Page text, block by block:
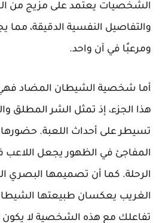
الشخصيات يعتمد على مزيج من
والتفاصيل النفسية الدقيقة،
ومرعبًا في آن واحد.
أما شخصية الشيطان المضاد فهي
هذا الجزء، إذ تمثل الشر المطلق
تسيطر على أحداث اللعبة. حضورها
المفاجئ في الظهور يجعل اللاعب
الرحلة. كما أن تصميمها البصري
الغريب يعكسان طبيعتها
تفاعلك مع هذه الشخصية لا يكون